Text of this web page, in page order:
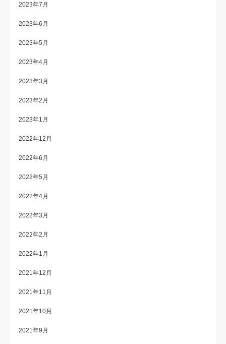
2023年7月
2023年6月
2023年5月
2023年4月
2023年3月
2023年2月
2023年1月
2022年12月
2022年6月
2022年5月
2022年4月
2022年3月
2022年2月
2022年1月
2021年12月
2021年11月
2021年10月
2021年9月